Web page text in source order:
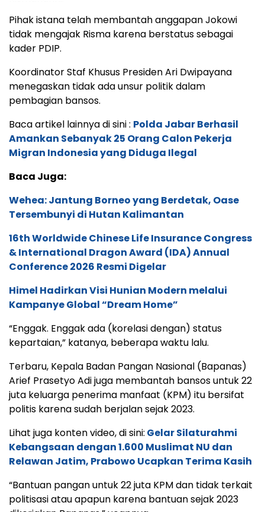
Pihak istana telah membantah anggapan Jokowi
tidak mengajak Risma karena berstatus sebagai
kader PDIP.
Koordinator Staf Khusus Presiden Ari Dwipayana
menegaskan tidak ada unsur politik dalam
pembagian bansos.
Baca artikel lainnya di sini : Polda Jabar Berhasil
Amankan Sebanyak 25 Orang Calon Pekerja
Migran Indonesia yang Diduga Ilegal
Baca Juga:
Wehea: Jantung Borneo yang Berdetak, Oase
Tersembunyi di Hutan Kalimantan
16th Worldwide Chinese Life Insurance Congress
& International Dragon Award (IDA) Annual
Conference 2026 Resmi Digelar
Himel Hadirkan Visi Hunian Modern melalui
Kampanye Global “Dream Home”
“Enggak. Enggak ada (korelasi dengan) status
kepartaian,” katanya, beberapa waktu lalu.
Terbaru, Kepala Badan Pangan Nasional (Bapanas)
Arief Prasetyo Adi juga membantah bansos untuk 22
juta keluarga penerima manfaat (KPM) itu bersifat
politis karena sudah berjalan sejak 2023.
Lihat juga konten video, di sini: Gelar Silaturahmi
Kebangsaan dengan 1.600 Muslimat NU dan
Relawan Jatim, Prabowo Ucapkan Terima Kasih
“Bantuan pangan untuk 22 juta KPM dan tidak terkait
politisasi atau apapun karena bantuan sejak 2023